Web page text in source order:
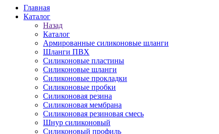
Главная
Каталог
Назад
Каталог
Армированные силиконовые шланги
Шланги ПВХ
Силиконовые пластины
Силиконовые шланги
Силиконовые прокладки
Силиконовые пробки
Силиконовая резина
Силиконовая мембрана
Силиконовая резиновая смесь
Шнур силиконовый
Силиконовый профиль